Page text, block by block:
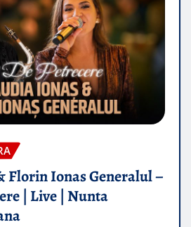
Florin Ionas Generalul –
| Live | Nunta